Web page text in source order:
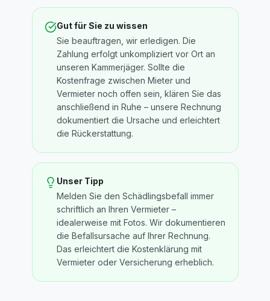
Gut für Sie zu wissen
Sie beauftragen, wir erledigen. Die
Zahlung erfolgt unkompliziert vor Ort an
unseren Kammerjäger. Sollte die
Kostenfrage zwischen Mieter und
Vermieter noch offen sein, klären Sie das
anschließend in Ruhe – unsere Rechnung
dokumentiert die Ursache und erleichtert
die Rückerstattung.
Unser Tipp
Melden Sie den Schädlingsbefall immer
schriftlich an Ihren Vermieter –
idealerweise mit Fotos. Wir dokumentieren
die Befallsursache auf Ihrer Rechnung.
Das erleichtert die Kostenklärung mit
Vermieter oder Versicherung erheblich.